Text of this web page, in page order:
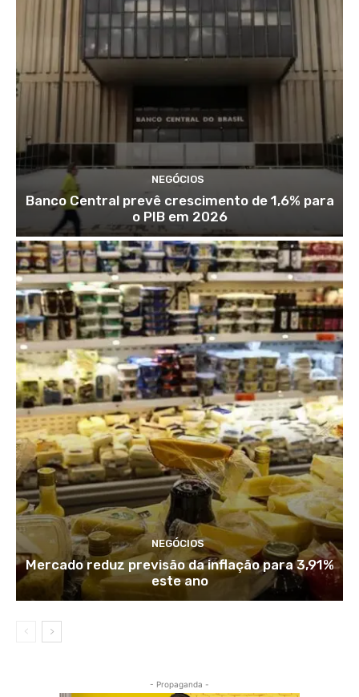
NEGÓCIOS
Banco Central prevê crescimento de 1,6% para
o PIB em 2026
NEGÓCIOS
Mercado reduz previsão da inflação para 3,91%
este ano
- Propaganda -